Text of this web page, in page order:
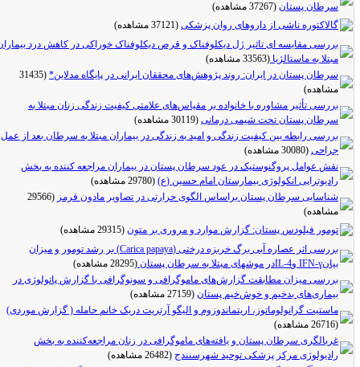
سرطان پستان (37267 مشاهده)
گالاکتوره ناشی از داروهای روان ‌پزشکی (37121 مشاهده)
بررسی مقایسه ای تاثیر ژل دیکلوفناک و قرص دیکلوفناک خوراکی در کاهش درد بیماران
مبتلا به ماستالژیا (33563 مشاهده)
سرطان پستان در ایران: روند پژوهش‌های محققان ایرانی در پایگاه مدلاین* (31435
مشاهده)
بررسی تأثیر مشاوره با خانواده بر مقیاس‌های علامتی کیفیت زندگی زنان مبتلا به
سرطان پستان تحت شیمی درمانی (30119 مشاهده)
بررسی رابطه بین کیفیت زندگی و امید به زندگی در بیماران مبتلا به سرطان بعد از عمل
جراحی (30080 مشاهده)
نقش عوامل پروگنوستیک در عود سرطان پستان در بیماران مراجعه کننده به بخش
رادیوتراپی انکولوژی بیمارستان امام حسین (ع) (29780 مشاهده)
شناسایی سرطان پستان براساس الگوی حرارتی در تصاویر مادون قرمز (29566
مشاهده)
تومور فیلودس پستان: گزارش موارد و مروری بر متون (29315 مشاهده)
بررسی اثر عصاره آبی برگ خربزه درختی (Carica papaya) بر رشد تومور و میزان
بیانIFN-γ وIL-4در موشهای مبتلا به سرطان پستان
(28295 مشاهده)
بررسی میزان مطابقت گزارش‌های ماموگرافی و سونوگرافی با گزارش پاتولوژی در
بیماری‌های بدخیم و خوش‌خیم پستان (27159 مشاهده)
ماستیت گرانولوماتوز، اریتماندوزوم و الیگو آرتریت دریک خانم حامله ( گزارش موردی)
(26716 مشاهده)
غربالگری سرطان پستان و یافته‌های ماموگرافی در زنان مراجعه‌کننده به بخش
رادیولوژی مرکز پزشکی توحید شهرسنندج (26482 مشاهده)